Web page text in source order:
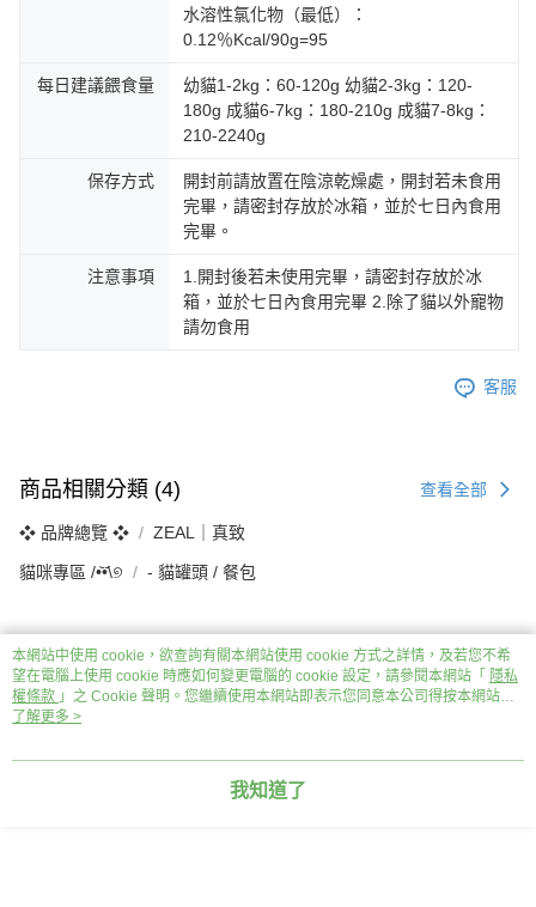
水溶性氯化物（最低）：
0.12％Kcal/90g=95
每日建議餵食量
幼貓1-2kg：60-120g 幼貓2-3kg：120-
180g 成貓6-7kg：180-210g 成貓7-8kg：
210-2240g
保存方式
開封前請放置在陰涼乾燥處，開封若未食用
完畢，請密封存放於冰箱，並於七日內食用
完畢。
注意事項
1.開封後若未使用完畢，請密封存放於冰
箱，並於七日內食用完畢 2.除了貓以外寵物
請勿食用
客服
商品相關分類 (4) 查看全部
❖ 品牌總覽 ❖ ZEAL｜真致
貓咪專區 /•᷅‎‎•᷄\୭ ‐ 貓罐頭 / 餐包
評價 查看全部
5 (3
f******5
2026/03/11
本網站中使用 cookie，欲查詢有關本網站使用 cookie 方式之詳情，及若您不希
望在電腦上使用 cookie 時應如何變更電腦的 cookie 設定，請參閱本網站「 隱私
權條款 」之 Cookie 聲明。您繼續使用本網站即表示您同意本公司得按本網站使
用條款之 Cookie 聲明使用 cookie。
了解更多 >
我知道了